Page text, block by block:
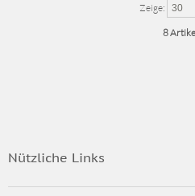
Zeige: 30
8
Nützliche Links